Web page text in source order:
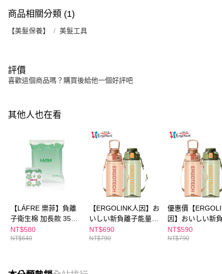
商品相關分類 (1)
【美髮保養】 美髮工具
評價
喜歡這個商品嗎？購買後給他一個好評吧
其他人也在看
【LÁFRE 樂菲】負離
子衛生棉 加長款 35cm
(36片/包)(馬來西亞人
氣YouTuber |
NT$580
NT$640
【ERGOLINK人因】お
いしい新負離子能量水
壺TT700 (抹茶綠/珊瑚
粉)
NT$690
NT$790
優惠價【
因】おいしい新
能量水壺TT700 (
綠/珊瑚粉)
NT$590
NT$790